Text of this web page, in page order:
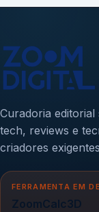
Curadoria
tech, reviews e
criadores
FERRAMENTA EM
ZoomCalc3D